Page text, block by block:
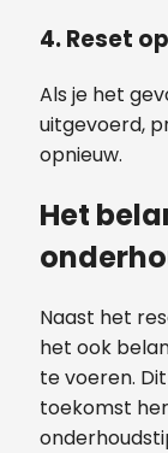
4. Reset
Als je het
uitgevoerd,
opnieuw.
Het
Naast het
het ook
te voeren.
toekomst